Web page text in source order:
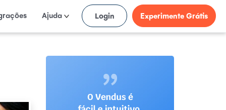
Ajuda Login Experimente Grátis